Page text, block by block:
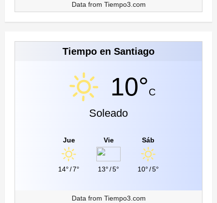
Data from Tiempo3.com
Tiempo en Santiago
10°C
Soleado
Jue
14°/7°
Vie
13°/5°
Sáb
10°/5°
Data from Tiempo3.com